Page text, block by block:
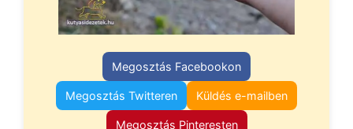
Megosztás Facebookon
Megosztás Twitteren Küldés e-mailben
Megosztás Pinteresten